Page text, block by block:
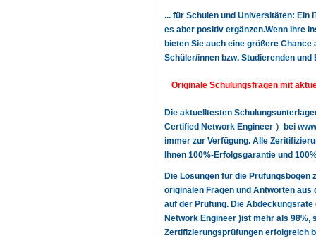
... für Schulen und Universitäten: Ein
es aber positiv ergänzen.Wenn Ihre
bieten Sie auch eine größere
Schüler/innen bzw. Studierenden
Originale Schulungsfragen mit
Die aktuelltesten
Certified Network Engineer ）bei
immer zur Verfügung. Alle
Ihnen 100%-Erfolgsgarantie und
Die Lösungen für die Prüfungsbögen
originalen Fragen und Antworten
auf der Prüfung. Die
Network Engineer )ist mehr als 98%,
Zertifizierungsprüfungen erfolgreich